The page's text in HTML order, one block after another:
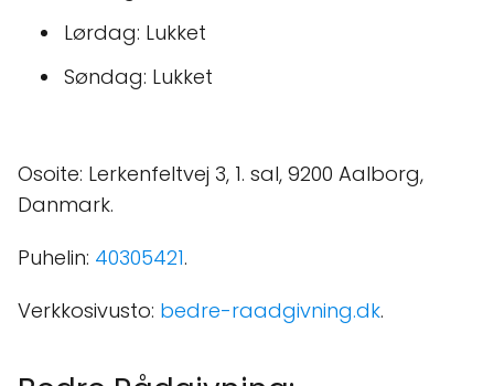
Lørdag: Lukket
Søndag: Lukket
Osoite: Lerkenfeltvej 3, 1. sal, 9200 Aalborg,
Danmark.
Puhelin: 40305421.
Verkkosivusto: bedre-raadgivning.dk.